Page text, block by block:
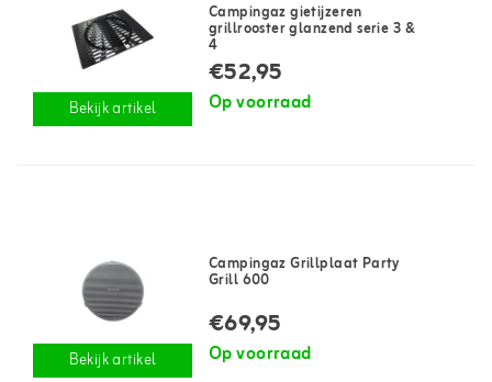
Bekijk artikel
Campingaz gietijzeren
grillrooster glanzend serie 3 &
4
€52,95
Op voorraad
Bekijk artikel
Campingaz Grillplaat Party
Grill 600
€69,95
Op voorraad